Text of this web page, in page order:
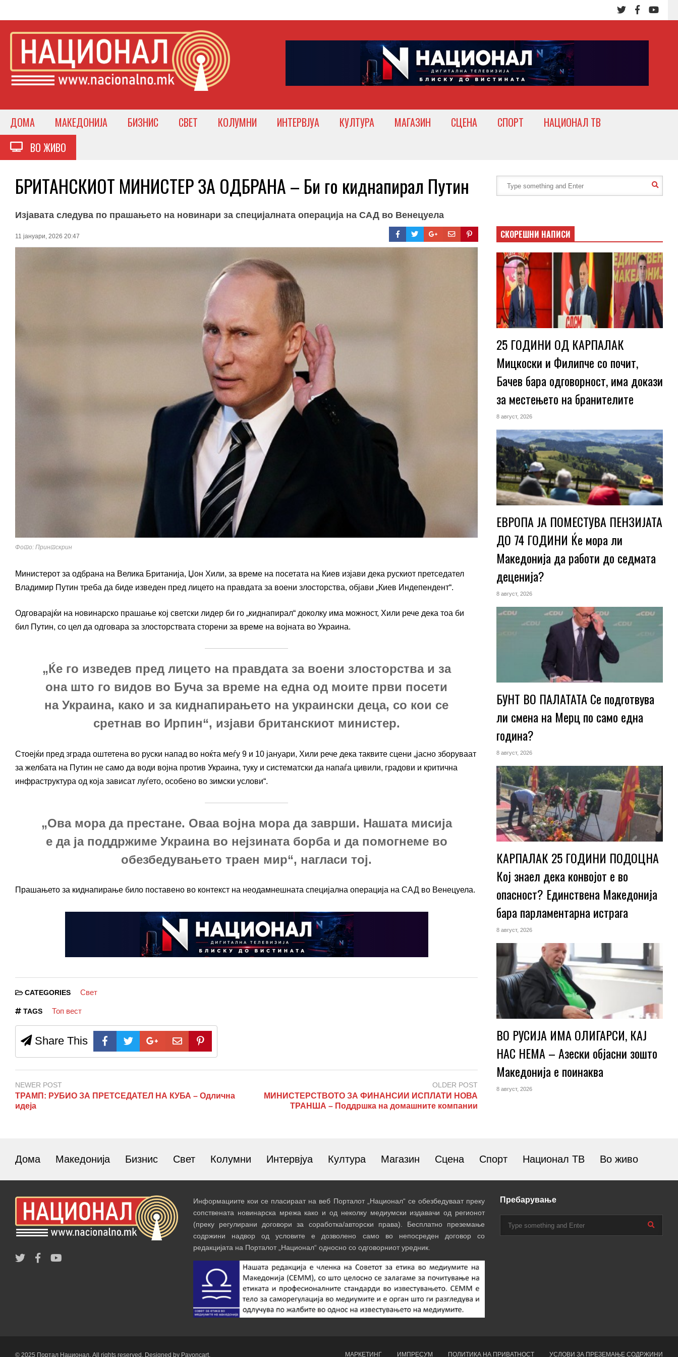
ДОМА МАКЕДОНИЈА БИЗНИС СВЕТ КОЛУМНИ ИНТЕРВЈУА КУЛТУРА МАГАЗИН СЦЕНА СПОРТ
НАЦИОНАЛ ТВ
ВО ЖИВО
БРИТАНСКИОТ МИНИСТЕР ЗА ОДБРАНА – Би го киднапирал Путин
Изјавата следува по прашањето на новинари за специјалната операција на САД во Венецуела
11 јануари, 2026 20:47
Фото: Принтскрин
Министерот за одбрана на Велика Британија, Џон Хили, за време на посетата на Киев изјави дека рускиот претседател
Владимир Путин треба да биде изведен пред лицето на правдата за воени злосторства, објави „Киев Индепендент“.
Одговарајќи на новинарско прашање кој светски лидер би го „киднапирал“ доколку има можност, Хили рече дека тоа би
бил Путин, со цел да одговара за злосторствата сторени за време на војната во Украина.
„Ќе го изведев пред лицето на правдата за воени злосторства и за
она што го видов во Буча за време на една од моите први посети
на Украина, како и за киднапирањето на украински деца, со кои се
сретнав во Ирпин“, изјави британскиот министер.
Стоејќи пред зграда оштетена во руски напад во ноќта меѓу 9 и 10 јануари, Хили рече дека таквите сцени „јасно зборуваат
за желбата на Путин не само да води војна против Украина, туку и систематски да напаѓа цивили, градови и критична
инфраструктура од која зависат луѓето, особено во зимски услови“.
„Ова мора да престане. Оваа војна мора да заврши. Нашата мисија
е да ја поддржиме Украина во нејзината борба и да помогнеме во
обезбедувањето траен мир“, нагласи тој.
Прашањето за киднапирање било поставено во контекст на неодамнешната специјална операција на САД во Венецуела.
CATEGORIES Свет
TAGS Топ вест
Share This
NEWER POST
ТРАМП: РУБИО ЗА ПРЕТСЕДАТЕЛ НА КУБА – Одлична
идеја
OLDER POST
МИНИСТЕРСТВОТО ЗА ФИНАНСИИ ИСПЛАТИ НОВА
ТРАНША – Поддршка на домашните компании
СКОРЕШНИ НАПИСИ
25 ГОДИНИ ОД КАРПАЛАК
Мицкоски и Филипче со почит,
Бачев бара одговорност, има докази
за местењето на бранителите
8 август, 2026
ЕВРОПА ЈА ПОМЕСТУВА ПЕНЗИЈАТА
ДО 74 ГОДИНИ Ќе мора ли
Македонија да работи до седмата
деценија?
8 август, 2026
БУНТ ВО ПАЛАТАТА Се подготвува
ли смена на Мерц по само една
година?
8 август, 2026
КАРПАЛАК 25 ГОДИНИ ПОДОЦНА
Кој знаел дека конвојот е во
опасност? Единствена Македoнија
бара парламентарна истрага
8 август, 2026
ВО РУСИЈА ИМА ОЛИГАРСИ, КАЈ
НАС НЕМА – Азески објасни зошто
Македонија е поинаква
8 август, 2026
Дома Македонија Бизнис Свет Колумни Интервјуа Култура Магазин Сцена Спорт Национал ТВ Во живо
Информациите кои се пласираат на веб Порталот „Национал“ се обезбедуваат преку
сопствената новинарска мрежа како и од неколку медиумски издавачи од регионот
(преку регулирани договори за соработка/авторски права). Бесплатно преземање
содржини надвор од условите е дозволено само во непосреден договор со
редакцијата на Порталот „Национал“ односно со одговорниот уредник.
Пребарување
© 2025 Портал Национал. All rights reserved. Designed by Payoncart. МАРКЕТИНГ ИМПРЕСУМ ПОЛИТИКА НА ПРИВАТНОСТ УСЛОВИ ЗА ПРЕЗЕМАЊЕ СОДРЖИНИ